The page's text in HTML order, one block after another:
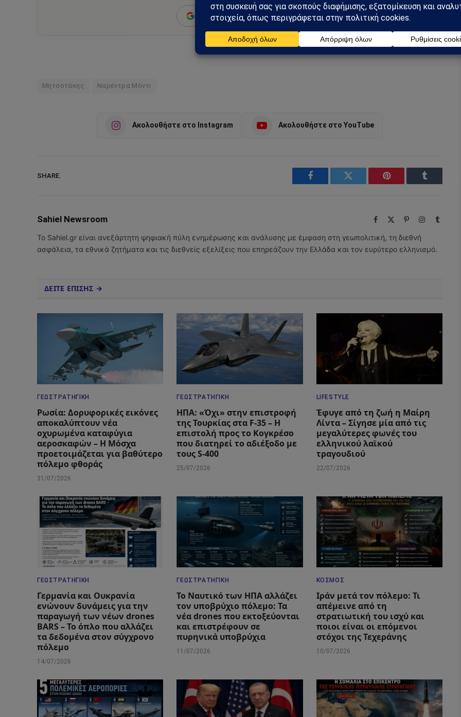
Add as a preferred source
Μητσοτάκης Ναρέντρα Μόντι
Ακολουθήστε στο Instagram Ακολουθήστε στο YouTube
SHARE.
Facebook Twitter Pinterest Tumblr
Sahiel Newsroom Facebook PinterestInstagramTumblr
Το Sahiel.gr είναι ανεξάρτητη ψηφιακή πύλη ενημέρωσης και ανάλυσης με έμφαση στη γεωπολιτική, τη διεθνή
ασφάλεια, τα εθνικά ζητήματα και τις διεθνείς εξελίξεις που επηρεάζουν την Ελλάδα και τον ευρύτερο ελληνισμό.
ΔΕΙΤΕ ΕΠΙΣΗΣ →
ΓΕΩΣΤΡΑΤΗΓΙΚΉ
Ρωσία: Δορυφορικές εικόνες
αποκαλύπτουν νέα
οχυρωμένα καταφύγια
αεροσκαφών – Η Μόσχα
προετοιμάζεται για βαθύτερο
πόλεμο φθοράς
31/07/2026
ΓΕΩΣΤΡΑΤΗΓΙΚΉ
ΗΠΑ: «Όχι» στην επιστροφή
της Τουρκίας στα F-35 – Η
επιστολή προς το Κογκρέσο
που διατηρεί το αδιέξοδο με
τους S-400
25/07/2026
LIFESTYLE
Έφυγε από τη ζωή η Μαίρη
Λίντα – Σίγησε μία από τις
μεγαλύτερες φωνές του
ελληνικού λαϊκού
τραγουδιού
22/07/2026
ΓΕΩΣΤΡΑΤΗΓΙΚΉ
Γερμανία και Ουκρανία
ενώνουν δυνάμεις για την
παραγωγή των νέων drones
BARS – Το όπλο που αλλάζει
τα δεδομένα στον σύγχρονο
πόλεμο
14/07/2026
ΓΕΩΣΤΡΑΤΗΓΙΚΉ
Το Ναυτικό των ΗΠΑ αλλάζει
τον υποβρύχιο πόλεμο: Τα
νέα drones που εκτοξεύονται
και επιστρέφουν σε
πυρηνικά υποβρύχια
11/07/2026
ΚΌΣΜΟΣ
Ιράν μετά τον πόλεμο: Τι
απέμεινε από τη
στρατιωτική του ισχύ και
ποιοι είναι οι επόμενοι
στόχοι της Τεχεράνης
10/07/2026